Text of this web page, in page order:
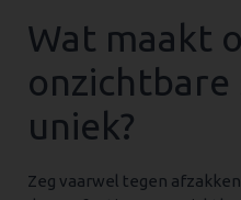
Wat maakt
onzichtbare
uniek?
Zeg vaarwel tegen